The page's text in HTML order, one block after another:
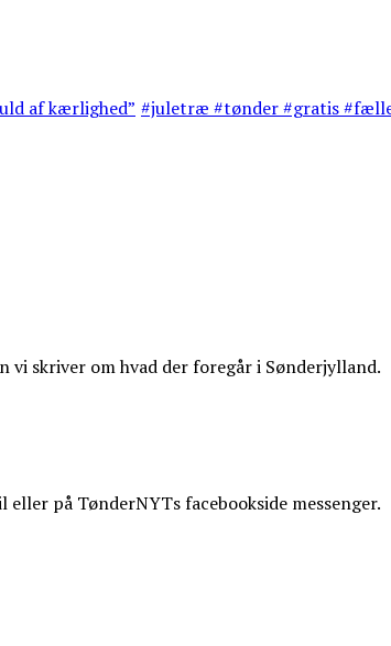
af kærlighed” #juletræ #tønder #gratis
vi skriver om hvad der foregår i Sønderjylland.
på TønderNYTs facebookside messenger.